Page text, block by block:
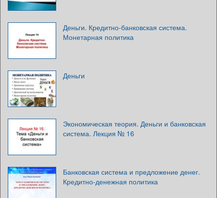
Деньги. Кредитно-банковская система.
Монетарная политика
Деньги
Экономическая теория. Деньги и банковская
система. Лекция № 16
Банковская система и предложение денег.
Кредитно-денежная политика